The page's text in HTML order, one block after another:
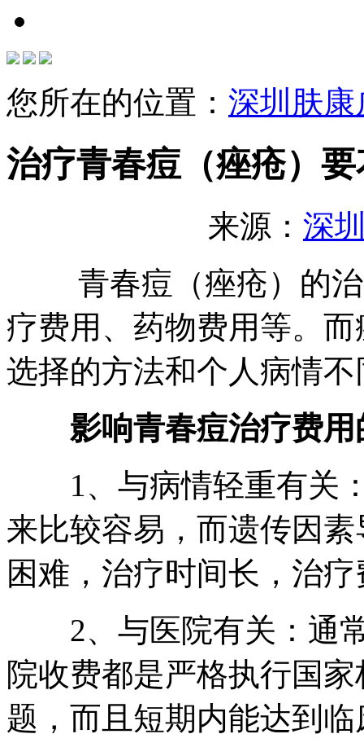
您所在的位置： 深圳肤
治疗青春痘（痤疮）
来源： 深
青春痘（痤疮）的治
疗费用、药物费用等。
选择的方法和个人病情
影响青春痘治疗费用
1、与病情轻重有关：
来比较容易，而遗传因
困难，治疗时间长，治
2、与医院有关：通常
院收费都是严格执行国
题，而且短期内能达到